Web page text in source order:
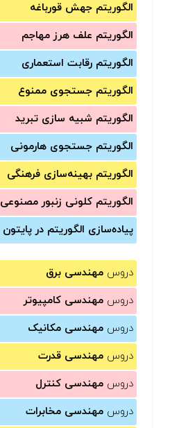
الگوریتم جهش قورباغه
الگوریتم علف هرز مهاجم
الگوریتم رقابت استعماری
الگوریتم جستجوی ممنوع
الگوریتم شبیه سازی تبرید
الگوریتم جستجوی هارمونی
الگوریتم بهینه‌سازی فرهنگی
الگوریتم کلونی زنبور مصنوعی
پیاده‌سازی الگوریتم در پایتون
دروس مهندسی برق
دروس مهندسی کامپیوتر
دروس مهندسی مکانیک
دروس مهندسی قدرت
دروس مهندسی کنترل
دروس مهندسی مخابرات